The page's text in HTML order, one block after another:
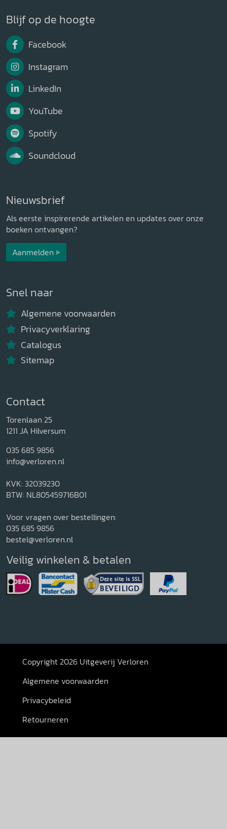
Blijf op de hoogte
Facebook
Instagram
LinkedIn
YouTube
Spotify
Soundcloud
Nieuwsbrief
Als eerste inspirerende artikelen en updates over onze
boeken ontvangen?
Aanmelden
Snel naar
Algemene voorwaarden
Privacyverklaring
Catalogus
Sitemap
Contact
Torenlaan 25
1211 JA Hilversum
035 685 9856
info@verloren.nl
KVK: 32039230
BTW: NL805459716B01
Voor vragen over bestellingen:
035 685 9856
bestel@verloren.nl
Veilig winkelen & betalen
Copyright 2026 Uitgeverij Verloren
Algemene voorwaarden
Privacybeleid
Retourneren